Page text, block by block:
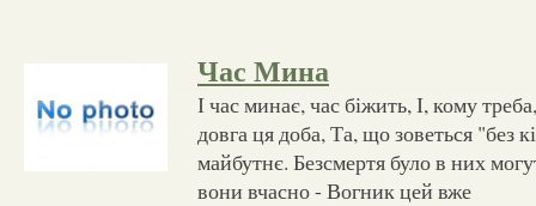
Час Мина
І час минає, час біжить, І, кому
довга ця доба, Та, що зоветься "без
майбутнє. Безсмертя було в них
вони вчасно - Вогник цей вже